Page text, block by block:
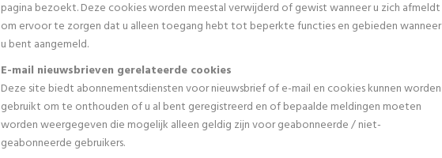
pagina bezoekt. Deze cookies worden meestal verwijderd of gewist wanneer u zich afmeldt
om ervoor te zorgen dat u alleen toegang hebt tot beperkte functies en gebieden wanneer
u bent aangemeld.
E-mail nieuwsbrieven gerelateerde cookies
Deze site biedt abonnementsdiensten voor nieuwsbrief of e-mail en cookies kunnen worden
gebruikt om te onthouden of u al bent geregistreerd en of bepaalde meldingen moeten
worden weergegeven die mogelijk alleen geldig zijn voor geabonneerde / niet-
geabonneerde gebruikers.